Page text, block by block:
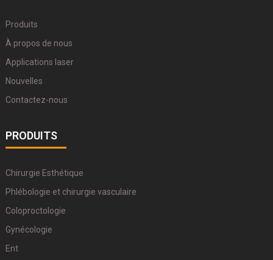
Produits
À propos de nous
Applications laser
Nouvelles
Contactez-nous
PRODUITS
Chirurgie Esthétique
Phlébologie et chirurgie vasculaire
Coloproctologie
Gynécologie
Ent